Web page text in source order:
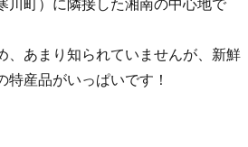
川町）に隣接した湘南の中心地で
、あまり知られていませんが、新鮮
特産品がいっぱいです！